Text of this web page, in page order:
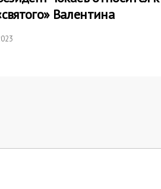
Валентина